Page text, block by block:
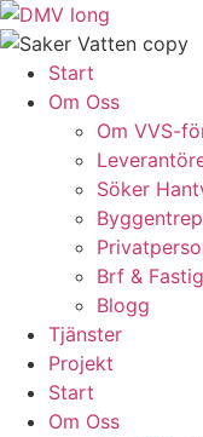
Skip
to
contentStart
Om Oss
Om VVS-
Söker
Brf &
Blogg
Tjänster
Projekt
Start
Om Oss